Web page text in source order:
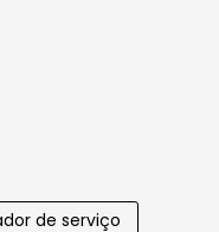
de serviço